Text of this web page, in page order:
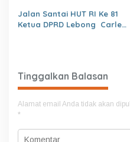
Jalan Santai HUT RI Ke 81
Ketua DPRD Lebong Carles
Tinggalkan Balasan
Alamat email Anda tidak akan
*